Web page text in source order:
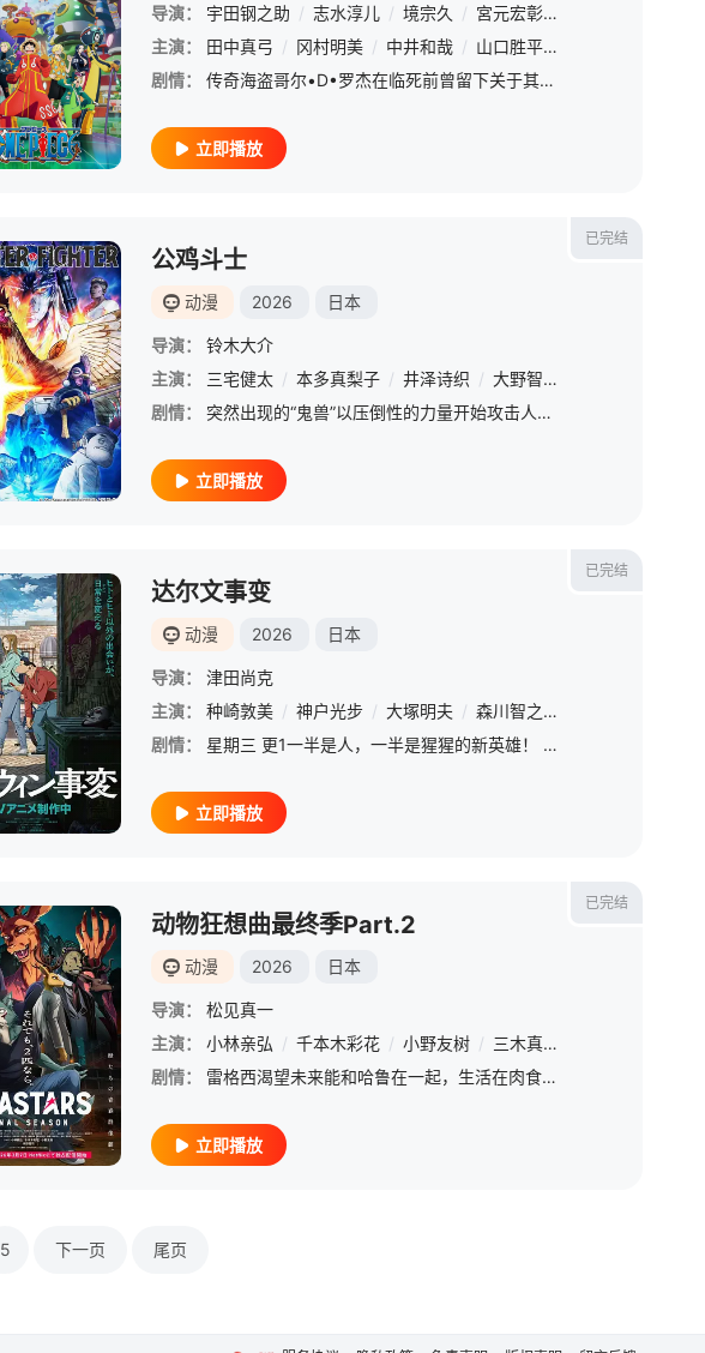
小市真琴 / 杉田智和 / 千叶翔也 / 三宅麻理惠 / 大塚明夫 / 宫本崇弘 /
导演： 宇田钢之助 / 志水淳儿 / 境宗久 / 宮元宏彰 /
主演：
田中真弓 / 冈村明美 / 中井和哉 / 山口胜平 /
剧情：
传奇海盗哥尔•D•罗杰在临死前曾留下关于其毕生的财富“One Piece”的消息，由此引得群雄并起，众海盗们为了这笔传说中的巨额财富展开争夺，各种势力、政权不断交替，整个世界进入了动荡混乱的“大海贼时
立即播放
已完结
公鸡斗士
动漫 2026 日本
导演：
铃木大介
主演：
三宅健太 / 本多真梨子 / 井泽诗织 / 大野智敬
剧情：
突然出现的“鬼兽”以压倒性的力量开始攻击人类，城市被摧毁，绝望笼罩着人们，在所有人都快要放弃的时候，有一个影子迎战鬼兽！“你们这些家伙，惹到我了！！”人类面前出现了一丝希望，那竟然是一只鸡！
立即播放
已完结
达尔文事变
动漫 2026 日本
导演：
津田尚克
主演：
种崎敦美 / 神户光步 / 大塚明夫 / 森川智之 /
剧情：
星期三 更1一半是人，一半是猩猩的新英雄！ &amp;nbsp; &amp;nbsp; &amp;nbsp; &amp;nbsp; &amp;nbsp; &amp;nbsp; &amp;nbsp; &amp;nbsp; &amp;nbsp; &amp;nbsp; &amp;nbsp; &amp;
立即播放
千叶繁
已完结
动物狂想曲最终季Part.2
动漫 2026 日本
导演：
松见真一
主演：
小林亲弘 / 千本木彩花 / 小野友树 / 三木真一郎
剧情：
雷格西渴望未来能和哈鲁在一起，生活在肉食动物和草食动物和平共存的世界。为了这个目标，他继续走在艰难的道路上，反抗邪恶势力，并对抗自己的本能。
立即播放
5 下一页 尾页